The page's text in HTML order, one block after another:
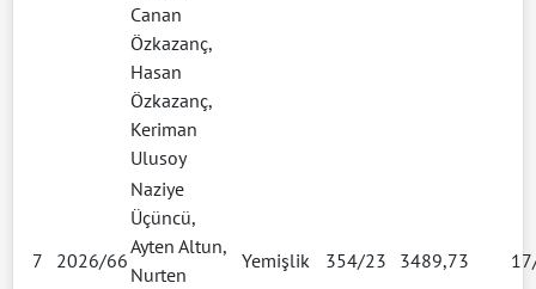
Canan
Özkazanç,
Hasan
Özkazanç,
Keriman
Ulusoy
7 2026/66
Naziye
Üçüncü,
Ayten Altun,
Nurten
Yemişlik 354/23 3489,73